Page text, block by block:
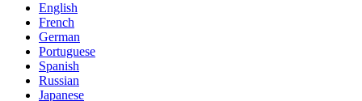
English
French
German
Portuguese
Spanish
Russian
Japanese